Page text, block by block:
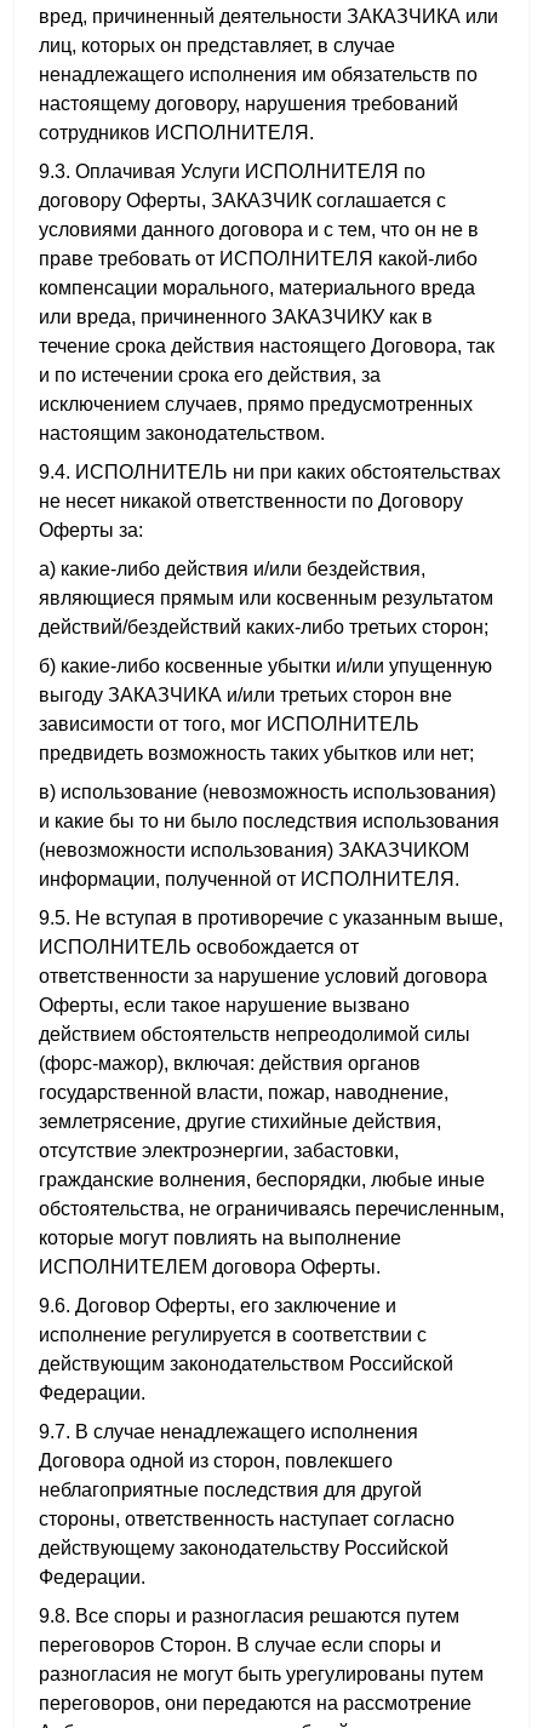
вред, причиненный деятельности ЗАКАЗЧИКА или
лиц, которых он представляет, в случае
ненадлежащего исполнения им обязательств по
настоящему договору, нарушения требований
сотрудников ИСПОЛНИТЕЛЯ.
9.3. Оплачивая Услуги ИСПОЛНИТЕЛЯ по
договору Оферты, ЗАКАЗЧИК соглашается с
условиями данного договора и с тем, что он не в
праве требовать от ИСПОЛНИТЕЛЯ какой-либо
компенсации морального, материального вреда
или вреда, причиненного ЗАКАЗЧИКУ как в
течение срока действия настоящего Договора, так
и по истечении срока его действия, за
исключением случаев, прямо предусмотренных
настоящим законодательством.
9.4. ИСПОЛНИТЕЛЬ ни при каких обстоятельствах
не несет никакой ответственности по Договору
Оферты за:
а) какие-либо действия и/или бездействия,
являющиеся прямым или косвенным результатом
действий/бездействий каких-либо третьих сторон;
б) какие-либо косвенные убытки и/или упущенную
выгоду ЗАКАЗЧИКА и/или третьих сторон вне
зависимости от того, мог ИСПОЛНИТЕЛЬ
предвидеть возможность таких убытков или нет;
в) использование (невозможность использования)
и какие бы то ни было последствия использования
(невозможности использования) ЗАКАЗЧИКОМ
информации, полученной от ИСПОЛНИТЕЛЯ.
9.5. Не вступая в противоречие с указанным выше,
ИСПОЛНИТЕЛЬ освобождается от
ответственности за нарушение условий договора
Оферты, если такое нарушение вызвано
действием обстоятельств непреодолимой силы
(форс-мажор), включая: действия органов
государственной власти, пожар, наводнение,
землетрясение, другие стихийные действия,
отсутствие электроэнергии, забастовки,
гражданские волнения, беспорядки, любые иные
обстоятельства, не ограничиваясь перечисленным,
которые могут повлиять на выполнение
ИСПОЛНИТЕЛЕМ договора Оферты.
9.6. Договор Оферты, его заключение и
исполнение регулируется в соответствии с
действующим законодательством Российской
Федерации.
9.7. В случае ненадлежащего исполнения
Договора одной из сторон, повлекшего
неблагоприятные последствия для другой
стороны, ответственность наступает согласно
действующему законодательству Российской
Федерации.
9.8. Все споры и разногласия решаются путем
переговоров Сторон. В случае если споры и
разногласия не могут быть урегулированы путем
переговоров, они передаются на рассмотрение